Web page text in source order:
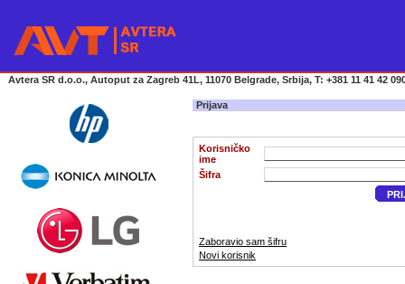
Avtera SR d.o.o., Autoput za Zagreb 41L, 11070 Belgrade, Srbija, T: +381 11 41 42
Prijava
Korisničko
ime
Šifra
Zaboravio sam šifru
Novi korisnik